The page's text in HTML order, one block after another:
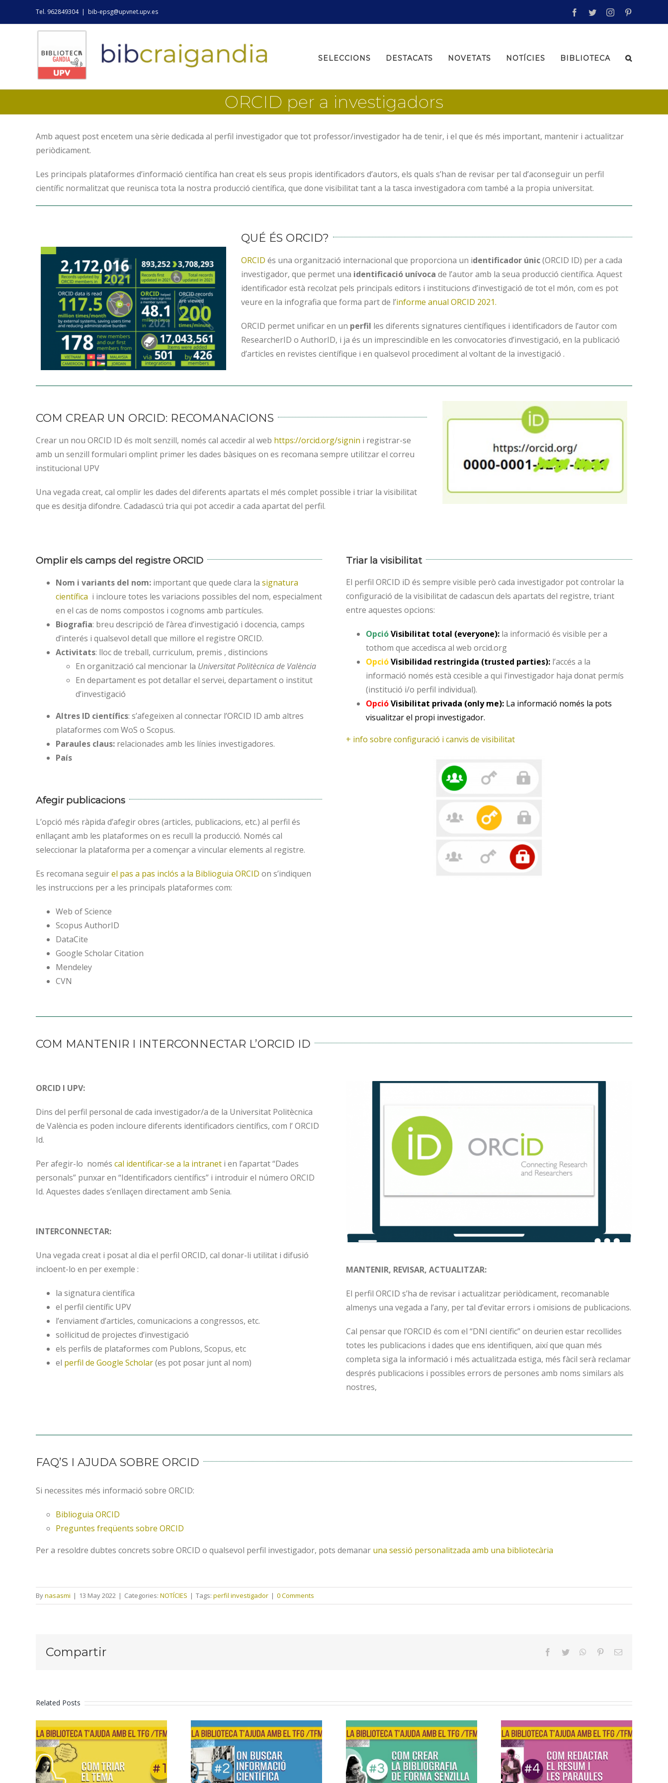
Tel. 962849304 | bib-epsg@upvnet.upv.es facebook
twitterinstagram
Search
SELECCIONS DESTACATS NOVETATS NOTÍCIES BIBLIOTECA
ORCID per a investigadors
Amb aquest post encetem una sèrie dedicada al perfil investigador que tot professor/investigador ha de tenir, i el que és més important, mantenir i actualitzar
periòdicament.
Les principals plataformes d’informació científica han creat els seus propis identificadors d’autors, els quals s’han de revisar per tal d’aconseguir un perfil
científic normalitzat que reunisca tota la nostra producció científica, que done visibilitat tant a la tasca investigadora com també a la propia universitat.
QUÉ ÉS ORCID?
ORCID és una organització internacional que proporciona un identificador únic(ORCID ID) per a cada
investigador, que permet una identificació unívoca de l’autor amb la seua producció científica. Aquest
identificador està recolzat pels principals editors i institucions d’investigació de tot el món, com es pot
veure en la infografia que forma part de l’informe anual ORCID 2021.
ORCID permet unificar en un perfil les diferents signatures científiques i identificadors de l’autor com
ResearcherID o AuthorID, i ja és un imprescindible en les convocatories d’investigació, en la publicació
d’articles en revistes científique i en qualsevol procediment al voltant de la investigació .
COM CREAR UN ORCID: RECOMANACIONS
Crear un nou ORCID ID és molt senzill, només cal accedir al web https://orcid.org/signin i registrar-se
amb un senzill formulari omplint primer les dades bàsiques on es recomana sempre utilitzar el correu
institucional UPV
Una vegada creat, cal omplir les dades del diferents apartats el més complet possible i triar la visibilitat
que es desitja difondre. Cadadascú tria qui pot accedir a cada apartat del perfil.
Omplir els camps del registre ORCID
Nom i variants del nom: important que quede clara la signatura
científica i incloure totes les variacions possibles del nom, especialment
en el cas de noms compostos i cognoms amb partícules.
Biografia: breu descripció de l’àrea d’investigació i docencia, camps
d’interés i qualsevol detall que millore el registre ORCID.
Activitats: lloc de treball, curriculum, premis , distincions
En organització cal mencionar la Universitat Politècnica de València
En departament es pot detallar el servei, departament o institut
d’investigació
Altres ID científics: s’afegeixen al connectar l’ORCID ID amb altres
plataformes com WoS o Scopus.
Paraules claus: relacionades amb les línies investigadores.
País
Afegir publicacions
L’opció més ràpida d’afegir obres (articles, publicacions, etc.) al perfil és
enllaçant amb les plataformes on es recull la producció. Només cal
seleccionar la plataforma per a començar a vincular elements al registre.
Es recomana seguirel pas a pas inclós a la Biblioguia ORCID on s’indiquen
les instruccions per a les principals plataformes com:
Web of Science
Scopus AuthorID
DataCite
Google Scholar Citation
Mendeley
CVN
Triar la visibilitat
El perfil ORCID iD és sempre visible però cada investigador pot controlar la
configuració de la visibilitat de cadascun dels apartats del registre, triant
entre aquestes opcions:
OpcióVisibilitat total (everyone): la informació és visible per a
tothom que accedisca al web orcid.org
OpcióVisibilidad restringida (trusted parties): l’accés a la
informació només està ccesible a qui l’investigador haja donat permís
(institució i/o perfil individual).
OpcióVisibilitat privada (only me): La informació només la pots
visualitzar el propi investigador.
+ info sobre configuració i canvis de visibilitat
COM MANTENIR I INTERCONNECTAR L’ORCID ID
ORCID I UPV:
Dins del perfil personal de cada investigador/a de la Universitat Politècnica
de València es poden incloure diferents identificadors científics, com l’ ORCID
Id.
Per afegir-lo només cal identificar-se a la intranet i en l’apartat “Dades
personals” punxar en “Identificadors científics” i introduir el número ORCID
Id. Aquestes dades s’enllaçen directament amb Senia.
INTERCONNECTAR:
Una vegada creat i posat al dia el perfil ORCID, cal donar-li utilitat i difusió
incloent-lo en per exemple :
la signatura científica
el perfil científic UPV
l’enviament d’articles, comunicacions a congressos, etc.
sol·licitud de projectes d’investigació
els perfils de plataformes com Publons, Scopus, etc
el perfil de Google Scholar(es pot posar junt al nom)
MANTENIR, REVISAR, ACTUALITZAR:
El perfil ORCID s’ha de revisar i actualitzar periòdicament, recomanable
almenys una vegada a l’any, per tal d’evitar errors i omisions de publicacions.
Cal pensar que l’ORCID és com el “DNI científic” on deurien estar recollides
totes les publicacions i dades que ens identifiquen, així que quan més
completa siga la informació i més actualitzada estiga, més fàcil serà reclamar
després publicacions i possibles errors de persones amb noms similars als
nostres,
FAQ’S I AJUDA SOBRE ORCID
Si necessites més informació sobre ORCID:
Biblioguia ORCID
Preguntes freqüents sobre ORCID
Per a resoldre dubtes concrets sobre ORCID o qualsevol perfil investigador, pots demanar una sessió personalitzada amb una bibliotecària
Bynasasmi | 13 May 2022 | Categories: NOTÍCIES | Tags: perfil investigador | 0 Comments
Compartir facebooktwitter whatsapppinterestEmail
Related Posts
Formació
TFG/TFM – 1. Com
Formació
TFG/TFM – 2. On
cercar informació
Formació
TFG/TFM – 3. Com
crear la
Formació
TFG/TFM – 4.
Com redactar el